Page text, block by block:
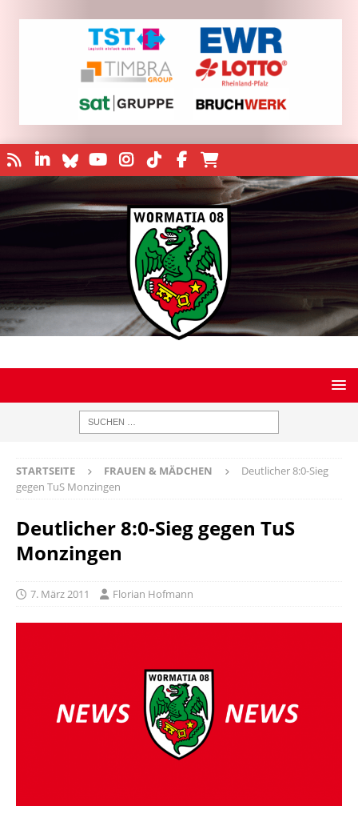
STARTSEITE FRAUEN & MÄDCHEN
Deutlicher 8:0-Sieg
gegen TuS Monzingen
Deutlicher 8:0-Sieg gegen TuS
Monzingen
7. März 2011 Florian Hofmann